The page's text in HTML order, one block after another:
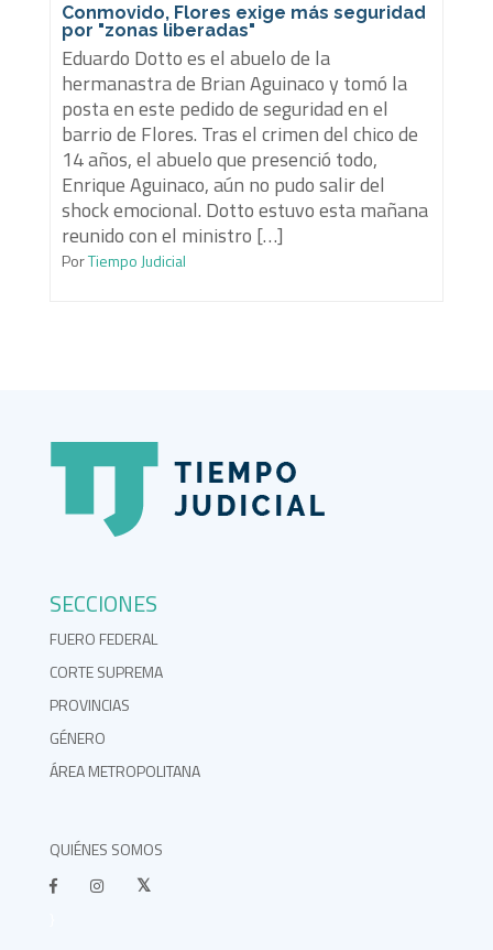
Conmovido, Flores exige más seguridad
por "zonas liberadas"
Eduardo Dotto es el abuelo de la
hermanastra de Brian Aguinaco y tomó la
posta en este pedido de seguridad en el
barrio de Flores. Tras el crimen del chico de
14 años, el abuelo que presenció todo,
Enrique Aguinaco, aún no pudo salir del
shock emocional. Dotto estuvo esta mañana
reunido con el ministro […]
PorTiempo Judicial
SECCIONES
FUERO FEDERAL
CORTE SUPREMA
PROVINCIAS
GÉNERO
ÁREA METROPOLITANA
QUIÉNES SOMOS